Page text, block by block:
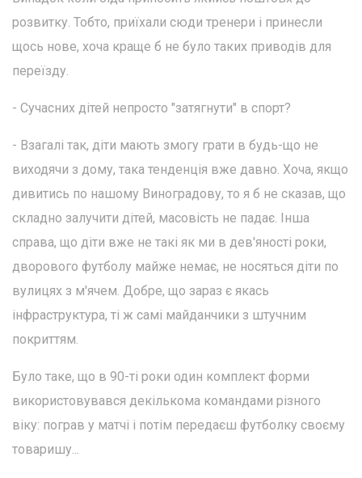
розвитку. Тобто, приїхали сюди тренери і принесли
щось нове, хоча краще б не було таких приводів для
переїзду.
- Сучасних дітей непросто "затягнути" в спорт?
- Взагалі так, діти мають змогу грати в будь-що не
виходячи з дому, така тенденція вже давно. Хоча, якщо
дивитись по нашому Виноградову, то я б не сказав, що
складно залучити дітей, масовість не падає. Інша
справа, що діти вже не такі як ми в дев'яності роки,
дворового футболу майже немає, не носяться діти по
вулицях з м'ячем. Добре, що зараз є якась
інфраструктура, ті ж самі майданчики з штучним
покриттям.
Було таке, що в 90-ті роки один комплект форми
використовувався декількома командами різного
віку: пограв у матчі і потім передаєш футболку своєму
товаришу...